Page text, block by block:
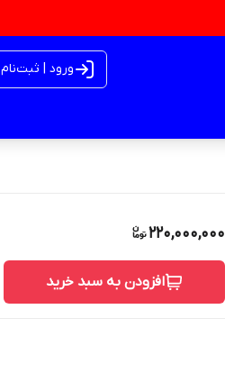
ورود | ثبت‌نام
220,000,000
افزودن به سبد خرید